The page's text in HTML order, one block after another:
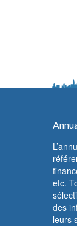
etc.
des
leurs